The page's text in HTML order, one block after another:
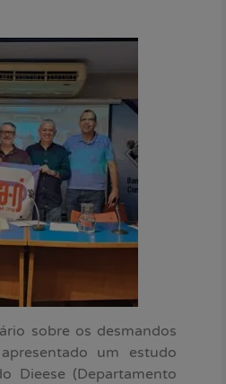
sobre os desmandos
um estudo
Dieese (Departamento